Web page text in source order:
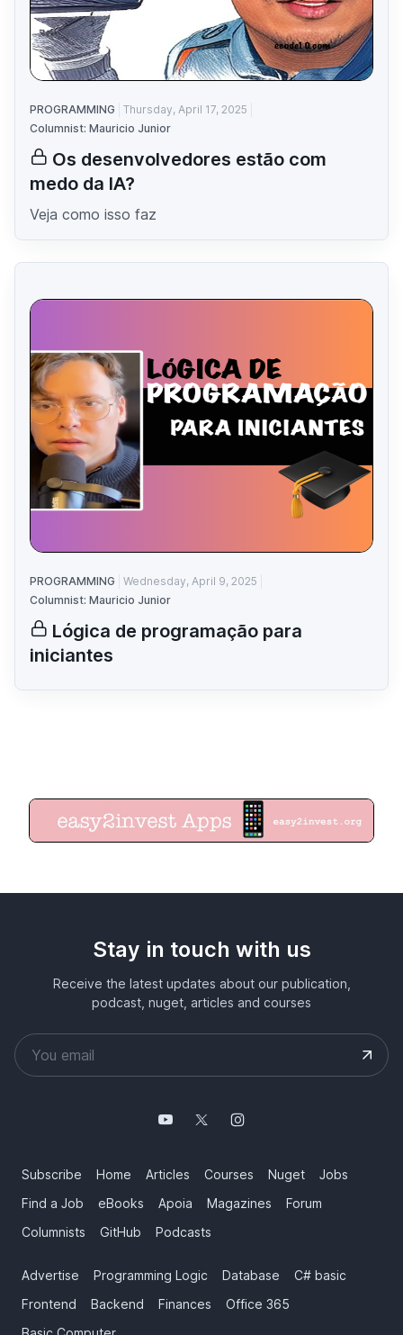
PROGRAMMING
Thursday, April 17, 2025
Columnist: Mauricio Junior
Os desenvolvedores estão com
medo da IA?
Veja como isso faz
PROGRAMMING
Wednesday, April 9, 2025
Columnist: Mauricio Junior
Lógica de programação para
iniciantes
Stay in touch with us
Receive the latest updates about our publication,
podcast, nuget, articles and courses
Subscribe Home Articles Courses Nuget
Jobs
Find a Job
eBooks Apoia Magazines
Forum
Columnists
GitHub Podcasts
Advertise Programming Logic Database
C# basic
Frontend
Backend Finances
Office 365